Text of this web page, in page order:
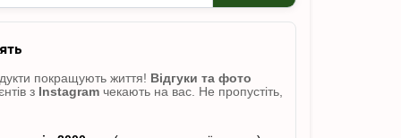
покращують життя! Відгуки та фото
з Instagram чекають на вас. Не пропустіть,